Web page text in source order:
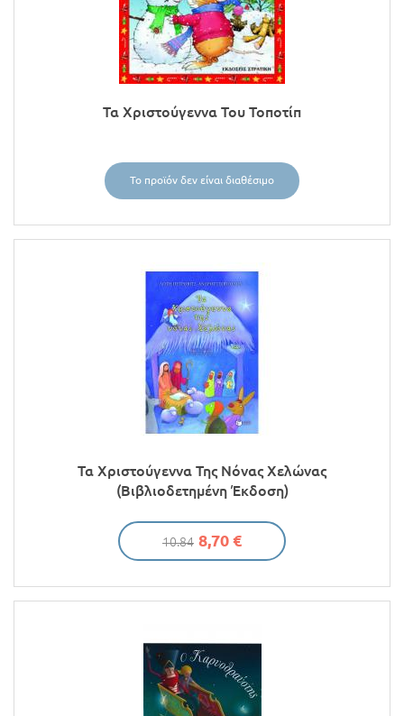
Τα Χριστούγεννα Του Τοποτίπ
Το προϊόν δεν είναι διαθέσιμο
Τα Χριστούγεννα Της Νόνας Χελώνας
(βιβλιοδετημένη Έκδοση)
10.84 8,70 €